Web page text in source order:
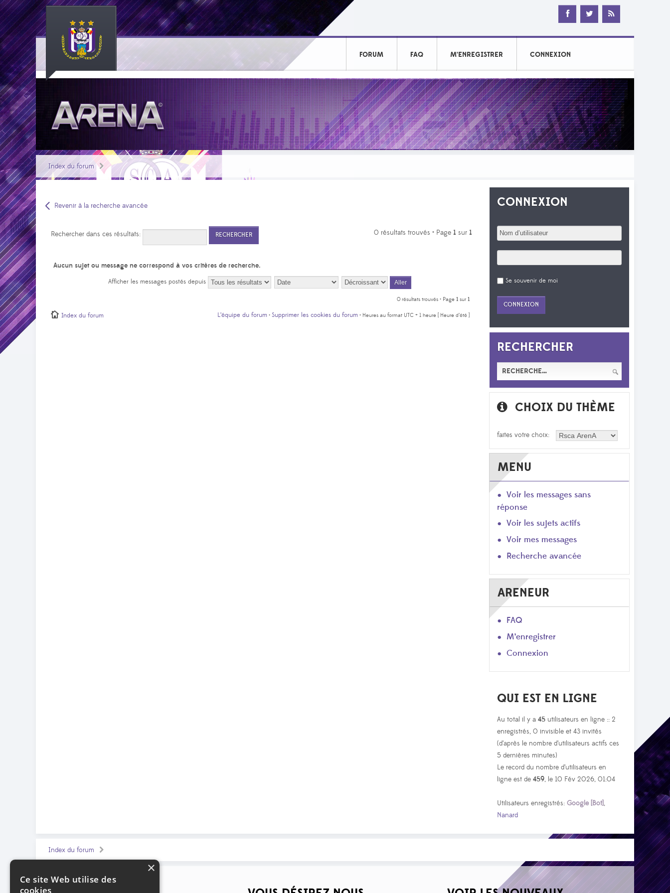
FORUM FAQ M’ENREGISTRER CONNEXION
Index du forum
Revenir à la recherche avancée
Rechercher dans ces résultats: 0 résultats trouvés • Page 1 sur 1
Aucun sujet ou message ne correspond à vos critères de recherche.
Afficher les messages postés depuis
0 résultats trouvés • Page 1 sur 1
Index du forum L’équipe du forum • Supprimer les cookies du forum • Heures au format UTC + 1 heure [ Heure d’été ]
CONNEXION
Se souvenir de moi
RECHERCHER
CHOIX DU THÈME
faites votre choix:
MENU
Voir les messages sans
réponse
Voir les sujets actifs
Voir mes messages
Recherche avancée
ARENEUR
FAQ
M’enregistrer
Connexion
QUI EST EN LIGNE
Au total il y a 45 utilisateurs en ligne :: 2
enregistrés, 0 invisible et 43 invités
(d’après le nombre d’utilisateurs actifs ces
5 dernières minutes)
Le record du nombre d’utilisateurs en
ligne est de 459, le 10 Fév 2026, 01:04
Utilisateurs enregistrés: Google [Bot],
Nanard
Index du forum
×
Ce site Web utilise des
cookies